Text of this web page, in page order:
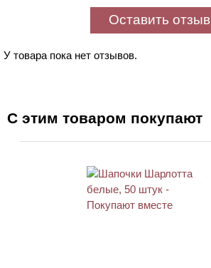
Оставить отзыв
У товара пока нет отзывов.
С этим товаром покупают